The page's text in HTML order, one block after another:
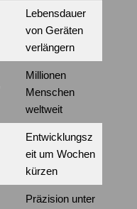
Lebensdauer
von Geräten
verlängern
Millionen
Menschen
weltweit
Entwicklungsz
eit um Wochen
kürzen
Präzision unter